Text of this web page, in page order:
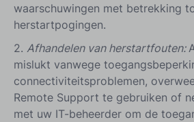
waarschuwingen met betrekking
herstartpogingen.
2. Afhandelen van herstartfouten:
mislukt vanwege
connectiviteitsproblemen,
Remote Support te gebruiken of
met uw IT-beheerder om de